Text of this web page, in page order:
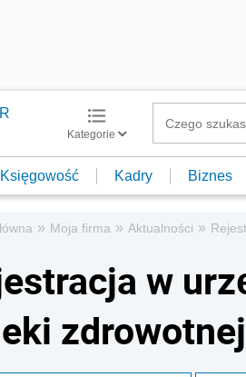
Kategorie
Księgowość Kadry Biznes
» Moja firma » Aktualności »
w
zdrowotnej